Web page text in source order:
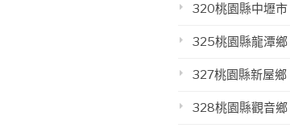
320桃園縣中壢市
325桃園縣龍潭鄉
327桃園縣新屋鄉
328桃園縣觀音鄉